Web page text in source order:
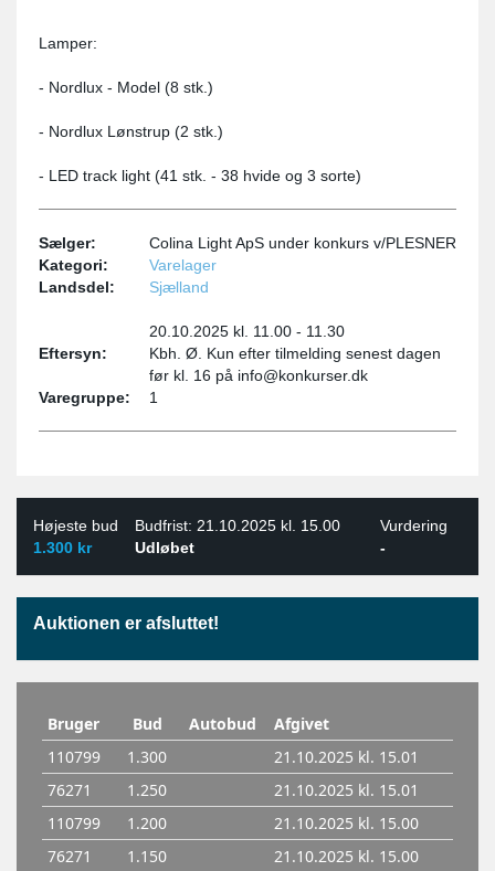
Lamper:
- Nordlux - Model (8 stk.)
- Nordlux Lønstrup (2 stk.)
- LED track light (41 stk. - 38 hvide og 3 sorte)
Sælger:
Colina Light ApS under konkurs v/PLESNER
Kategori:
Varelager
Landsdel:
Sjælland
Eftersyn:
20.10.2025 kl. 11.00 - 11.30
Kbh. Ø. Kun efter tilmelding senest dagen
før kl. 16 på info@konkurser.dk
Varegruppe:
1
Højeste bud Budfrist: 21.10.2025 kl. 15.00
Vurdering
1.300 kr
Udløbet -
Auktionen er afsluttet!